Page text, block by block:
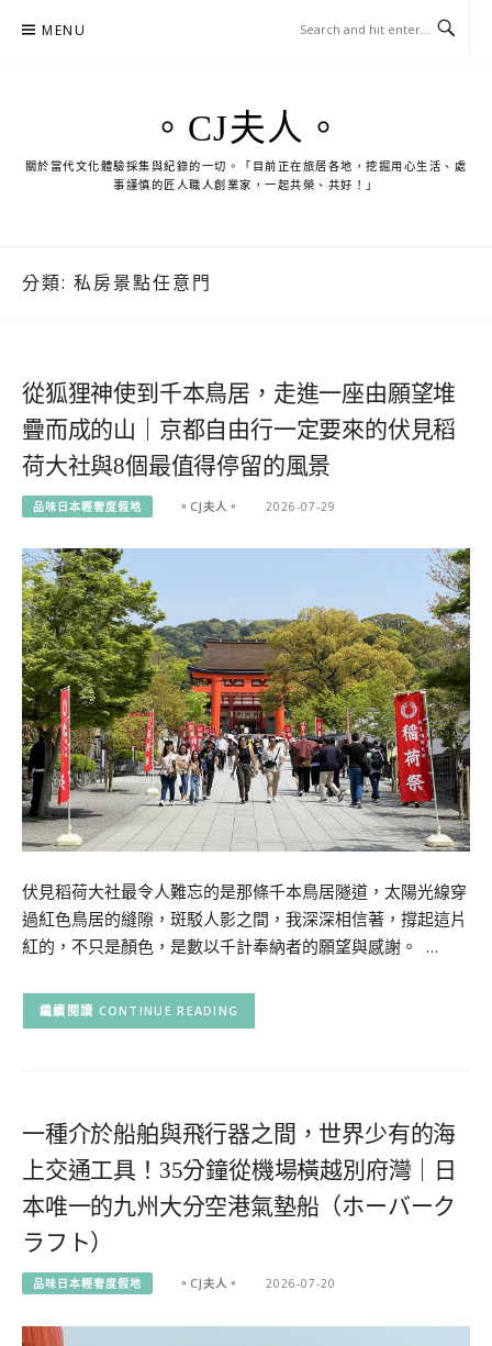
MENU
。CJ夫人。
關於當代文化體驗採集與紀錄的一切。「目前正在旅居各地，挖掘用心生活、處
事謹慎的匠人職人創業家，一起共榮、共好！」
分類: 私房景點任意門
從狐狸神使到千本鳥居，走進一座由願望堆
疊而成的山｜京都自由行一定要來的伏見稻
荷大社與8個最值得停留的風景
品味日本輕奢度假地 。CJ夫人。 2026-07-29
伏見稻荷大社最令人難忘的是那條千本鳥居隧道，太陽光線穿
過紅色鳥居的縫隙，斑駁人影之間，我深深相信著，撐起這片
紅的，不只是顏色，是數以千計奉納者的願望與感謝。 …
CONTINUE READING
一種介於船舶與飛行器之間，世界少有的海
上交通工具！35分鐘從機場橫越別府灣｜日
本唯一的九州大分空港氣墊船（ホーバーク
ラフト）
品味日本輕奢度假地 。CJ夫人。 2026-07-20